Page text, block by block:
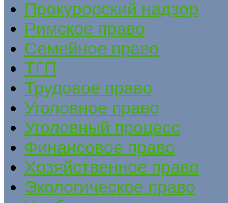
Прокурорский надзор
Римское право
Семейное право
ТГП
Трудовое право
Уголовное право
Уголовный процесс
Финансовое право
Хозяйственное право
Экологическое право